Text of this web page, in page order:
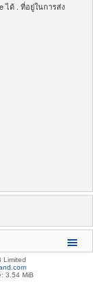
ได้ . ที่อยู่ในการส่ง
Limited
3.54 MiB